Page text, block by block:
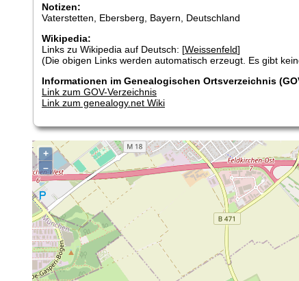
Notizen:
Vaterstetten, Ebersberg, Bayern, Deutschland
Wikipedia:
Links zu Wikipedia auf Deutsch: [Weissenfeld]
(Die obigen Links werden automatisch erzeugt. Es gibt
Informationen im Genealogischen Ortsverzeichnis
Link zum GOV-Verzeichnis
Link zum genealogy.net Wiki
+
–